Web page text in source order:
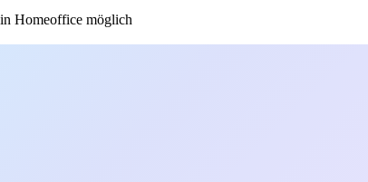
Homeoffice möglich